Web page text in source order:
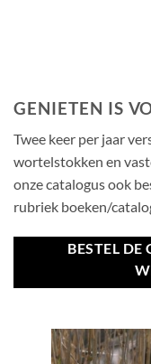
GENIETEN IS
Twee keer per jaar
wortelstokken en
onze catalogus ook
rubriek boeken/
BESTEL DE